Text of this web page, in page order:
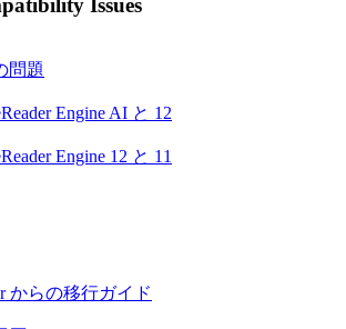
Issues
問題
Engine AI と 12
Engine 12 と 11
からの移行ガイド